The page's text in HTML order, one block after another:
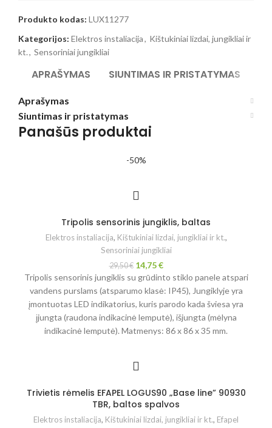
Produkto kodas: LUX11277
Kategorijos: Elektros instaliacija, Kištukiniai lizdai, jungikliai ir
kt., Sensoriniai jungikliai
APRAŠYMAS SIUNTIMAS IR PRISTATYMAS
Aprašymas
Siuntimas ir pristatymas
Panašūs produktai
-50%
Tripolis sensorinis jungiklis, baltas
Elektros instaliacija, Kištukiniai lizdai, jungikliai ir kt.,
Sensoriniai jungikliai
29,50€ 14,75€
Tripolis sensorinis jungiklis su grūdinto stiklo panele atspari
vandens purslams (atsparumo klasė: IP45), Jungiklyje yra
įmontuotas LED indikatorius, kuris parodo kada šviesa yra
įjungta (raudona indikacinė lemputė), išjungta (mėlyna
indikacinė lemputė). Matmenys: 86 x 86 x 35 mm.
Trivietis rėmelis EFAPEL LOGUS90 „Base line” 90930
TBR, baltos spalvos
Elektros instaliacija, Kištukiniai lizdai, jungikliai ir kt., Efapel